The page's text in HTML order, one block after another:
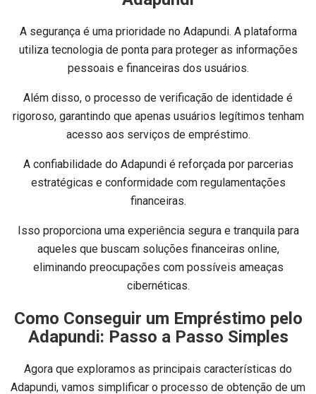
A segurança é uma prioridade no Adapundi. A plataforma
utiliza tecnologia de ponta para proteger as informações
pessoais e financeiras dos usuários.
Além disso, o processo de verificação de identidade é
rigoroso, garantindo que apenas usuários legítimos tenham
acesso aos serviços de empréstimo.
A confiabilidade do Adapundi é reforçada por parcerias
estratégicas e conformidade com regulamentações
financeiras.
Isso proporciona uma experiência segura e tranquila para
aqueles que buscam soluções financeiras online,
eliminando preocupações com possíveis ameaças
cibernéticas.
Como Conseguir um Empréstimo pelo
Adapundi: Passo a Passo Simples
Agora que exploramos as principais características do
Adapundi, vamos simplificar o processo de obtenção de um